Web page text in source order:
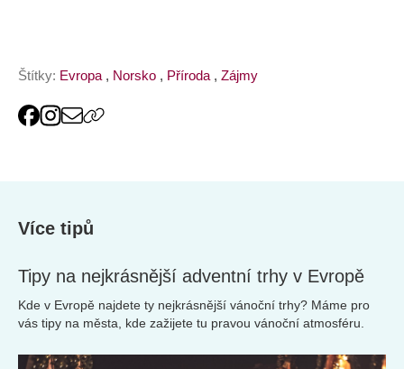
Štítky: Evropa , Norsko , Příroda , Zájmy
Více tipů
Tipy na nejkrásnější adventní trhy v Evropě
Kde v Evropě najdete ty nejkrásnější vánoční trhy? Máme pro
vás tipy na města, kde zažijete tu pravou vánoční atmosféru.